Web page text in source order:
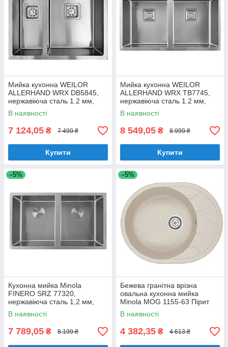
Мийка кухонна WEILOR
ALLERHAND WRX DB5845,
нержавіюча сталь 1.2 мм,
півторачашева, врізна / під
стільницю
В наявності
7 124,05 ₴ 7 499 ₴
Купити
Мийка кухонна WEILOR
ALLERHAND WRX TB7745,
нержавіюча сталь 1.2 мм,
двочашева, врізна / під
стільницю
В наявності
8 549,05 ₴ 8 999 ₴
Купити
–5%
Кухонна мийка Minola
FINERO SRZ 77320,
нержавіюча сталь 1,2 мм,
двочашева, врізна/під
стільницю
В наявності
7 789,05 ₴ 8 199 ₴
–5%
Бежева гранітна врізна
овальна кухонна мийка
Minola MOG 1155-63 Пірит
В наявності
4 382,35 ₴ 4 613 ₴